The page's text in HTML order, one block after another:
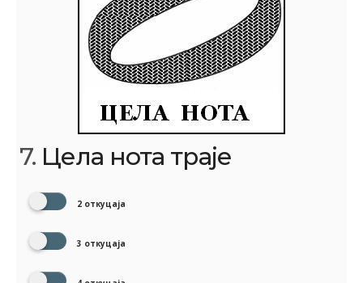
7. Цела нота траје
2 откуцаја
3 откуцаја